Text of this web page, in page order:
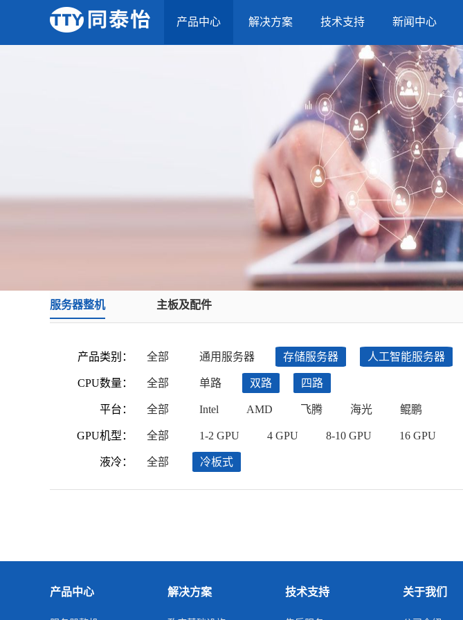
产品中心 解决方案 技术支持 新闻中心
服务器整机 主板及配件
产品类别：
CPU数量：
平台：
GPU机型：
液冷：
全部 通用服务器 存储服务器 人工智能服务器
全部 单路 双路 四路
全部 Intel AMD 飞腾 海光 鲲鹏
全部 1-2 GPU 4 GPU 8-10 GPU 16 GPU
全部 冷板式
产品中心 解决方案 技术支持 关于我们